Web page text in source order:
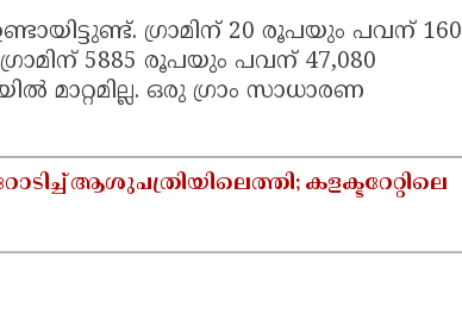
ഗ്രാമിന് 20 രൂപയും പവന് 160
5885 രൂപയും പവന് 47,080
ഒരു ഗ്രാം സാധാരണ
ആശുപത്രിയിലെത്തി; കളക്ടറേറ്റിലെ